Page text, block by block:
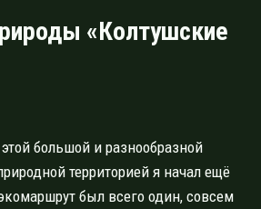
«Колтушские
большой и разнообразной
территорией я начал ещё
был всего один, совсем